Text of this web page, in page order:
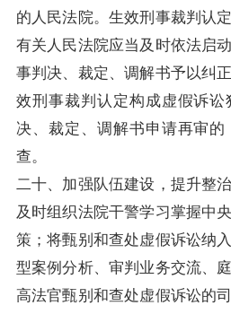
的人民法院。生效刑事裁判认
有关人民法院应当及时依法启
事判决、裁定、调解书予以纠
效刑事裁判认定构成虚假诉讼
决、裁定、调解书申请再审
查。
二十、加强队伍建设，提升整
及时组织法院干警学习掌握中
策；将甄别和查处虚假诉讼纳
型案例分析、审判业务交流、
高法官甄别和查处虚假诉讼的